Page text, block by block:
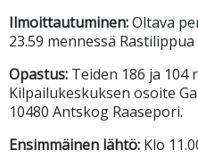
Ilmoittautuminen:Oltava
23.59 mennessä
Opastus: Teiden 186 ja 104
Kilpailukeskuksen osoite
10480 Antskog Raasepori.
Ensimmäinen lähtö: Klo